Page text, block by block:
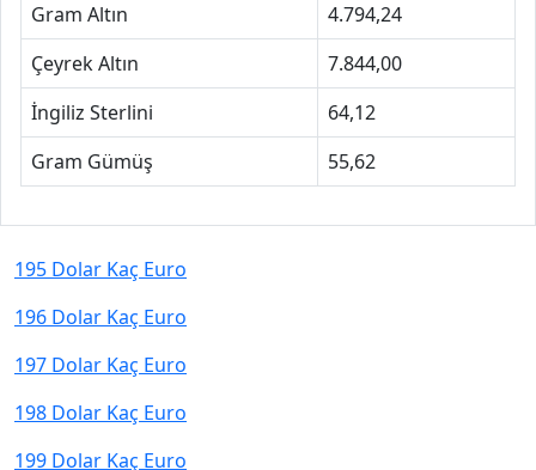
Gram Altın
4.794,24
Çeyrek Altın
7.844,00
İngiliz Sterlini
64,12
Gram Gümüş
55,62
195 Dolar Kaç Euro
196 Dolar Kaç Euro
197 Dolar Kaç Euro
198 Dolar Kaç Euro
199 Dolar Kaç Euro